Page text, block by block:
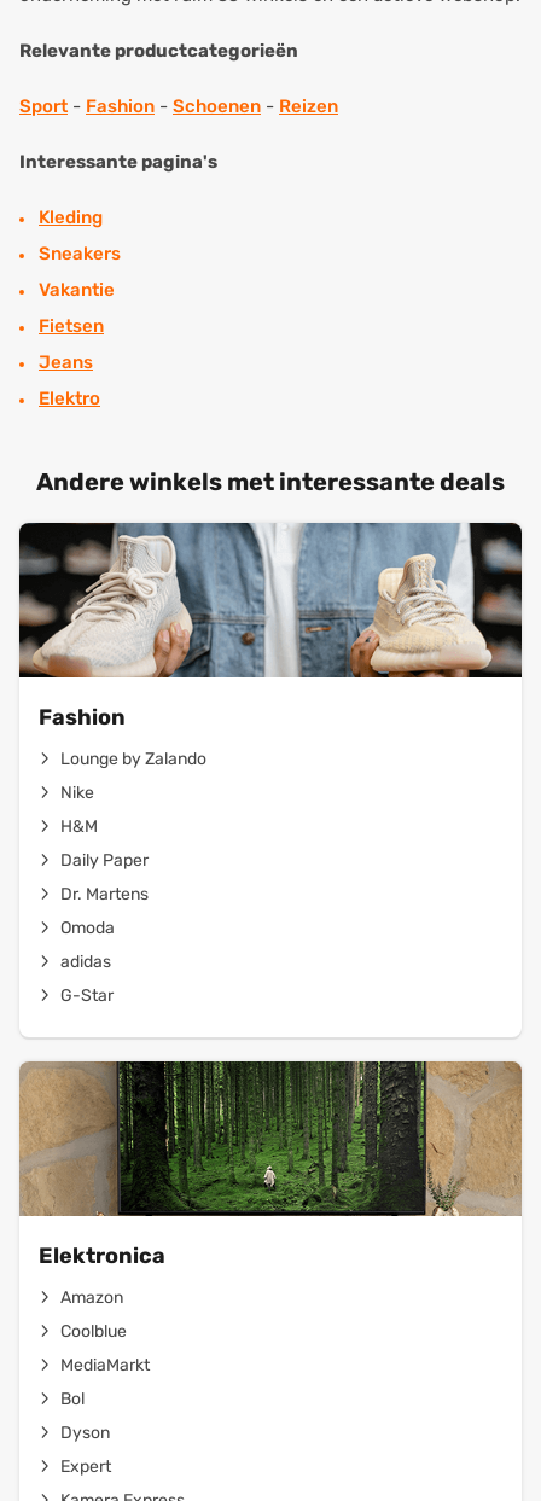
Relevante productcategorieën
Sport - Fashion - Schoenen - Reizen
Interessante pagina's
Kleding
Sneakers
Vakantie
Fietsen
Jeans
Elektro
Andere winkels met interessante deals
Fashion
Lounge by Zalando
Nike
H&M
Daily Paper
Dr. Martens
Omoda
adidas
G-Star
Elektronica
Amazon
Coolblue
MediaMarkt
Bol
Dyson
Expert